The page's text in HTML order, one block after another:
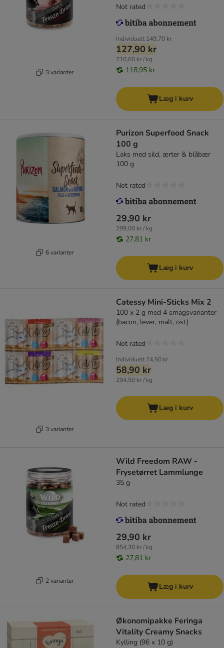
3 varianter
Individuelt 149,70 kr
127,90 kr
710,60 kr / kg
118,95 kr
Not rated
Læg i kurv
6 varianter
Purizon Superfood Snack
100 g
Laks med sild, ærter & blåbær
100 g
29,90 kr
299,00 kr / kg
27,81 kr
Not rated
Læg i kurv
3 varianter
Catessy Mini-Sticks Mix 2
100 x 2 g med 4 smagsvarianter
(bacon, lever, malt, ost)
Individuelt 74,50 kr
58,90 kr
294,50 kr / kg
Not rated
Læg i kurv
2 varianter
Wild Freedom RAW -
Frysetørret Lammlunge
35 g
29,90 kr
854,30 kr / kg
27,81 kr
Not rated
Læg i kurv
Økonomipakke Feringa
Vitality Creamy Snacks
Kylling (96 x 10 g)